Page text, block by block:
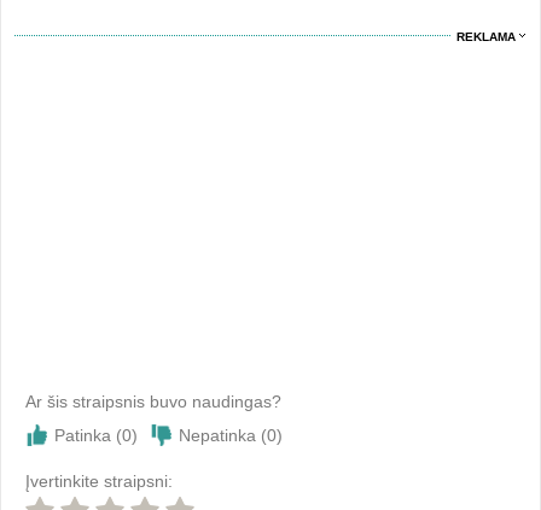
REKLAMA
Ar šis straipsnis buvo naudingas?
Patinka (0) Nepatinka (0)
Įvertinkite straipsni: